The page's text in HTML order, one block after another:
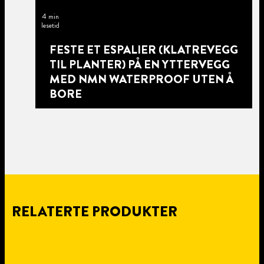
4 min
lesetid
FESTE ET ESPALIER (KLATREVEGG
TIL PLANTER) PÅ EN YTTERVEGG
MED NMN WATERPROOF UTEN Å
BORE
RELATERTE PRODUKTER